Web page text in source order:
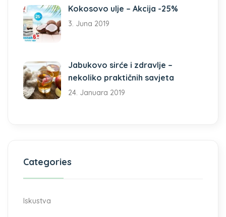
Kokosovo ulje – Akcija -25%
3. Juna 2019
Jabukovo sirće i zdravlje –
nekoliko praktičnih savjeta
24. Januara 2019
Categories
Iskustva